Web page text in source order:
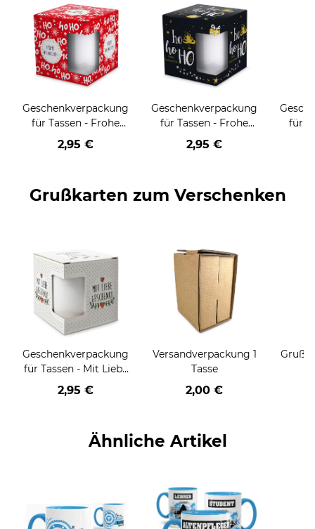
Geschenkverpackung
für Tassen - Frohe
Weihnachten - HO
HO HO - rot
2,95 €
Geschenkverpackung
für Tassen - Frohe
Weihnachten - HO
HO HO - schwarz
2,95 €
für
Grußkarten zum Verschenken
Geschenkverpackung
für Tassen - Mit Liebe
geschenkt
2,95 €
Versandverpackung 1
Tasse
2,00 €
Ähnliche Artikel